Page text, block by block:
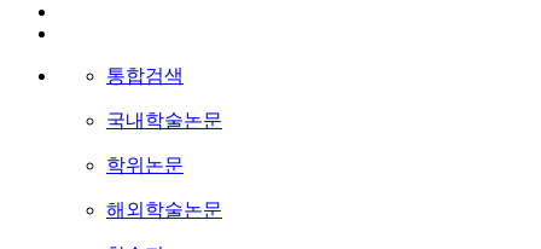
통합검색
국내학술논문
학위논문
해외학술논문